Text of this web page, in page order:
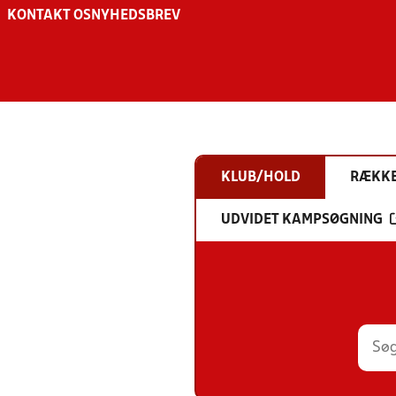
KONTAKT OS NYHEDSBREV
KLUB/HOLD
UDVIDET KAMPSØGNING